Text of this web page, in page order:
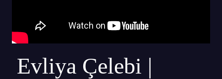
Evliya Çelebi |